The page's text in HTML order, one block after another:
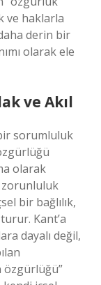
ve haklarla
derin bir
olarak ele
ve Akıl
sorumluluk
olarak
zorunluluk
bir bağlılık,
Kant’a
dayalı değil,
özgürlüğü”